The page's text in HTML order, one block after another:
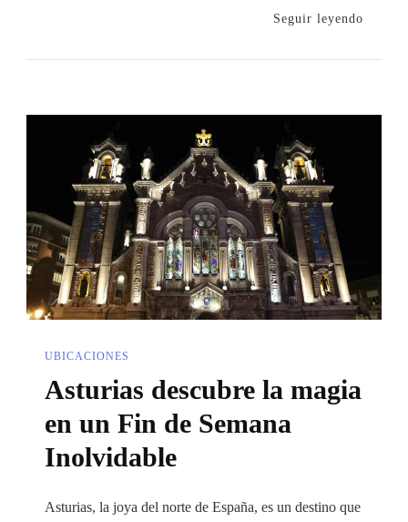
Descubriendo
Seguir leyendo
UBICACIONES
Asturias descubre la magia
en un Fin de Semana
Inolvidable
Asturias, la joya del norte de España, es un destino que